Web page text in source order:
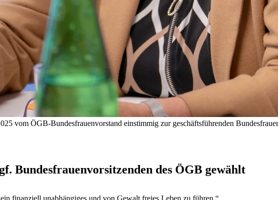
vom ÖGB-Bundesfrauenvorstand einstimmig zur geschäftsführenden
Bundesfrauenvorsitzenden des ÖGB gewählt